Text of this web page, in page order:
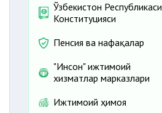
Ўзбекистон Республикаси
Конституцияси
Пенсия ва нафақалар
"Инсон" ижтимоий
хизматлар марказлари
Ижтимоий ҳимоя